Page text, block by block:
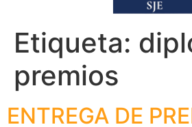
Etiqueta:
premios
ENTREGA DE